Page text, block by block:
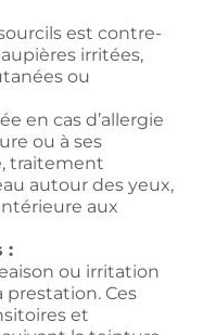
est contre-
irritées,
ou
en cas d’allergie
ou à ses
traitement
autour des yeux,
aux
:
ou irritation
prestation. Ces
et